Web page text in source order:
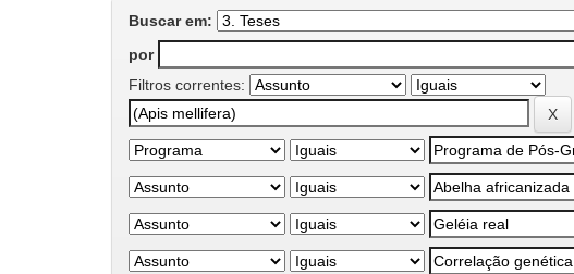
Buscar em:
por
Filtros correntes: